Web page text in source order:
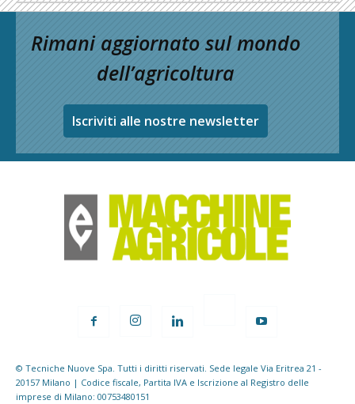
Rimani aggiornato sul mondo
dell’agricoltura
Iscriviti alle nostre newsletter
© Tecniche Nuove Spa. Tutti i diritti riservati. Sede legale Via Eritrea 21 -
20157 Milano | Codice fiscale, Partita IVA e Iscrizione al Registro delle
imprese di Milano: 00753480151